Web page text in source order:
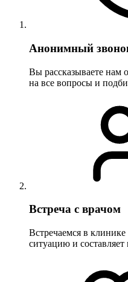
Анонимный
Вы рассказываете нам
на все вопросы и
Встреча с врачом
Встречаемся в
ситуацию и